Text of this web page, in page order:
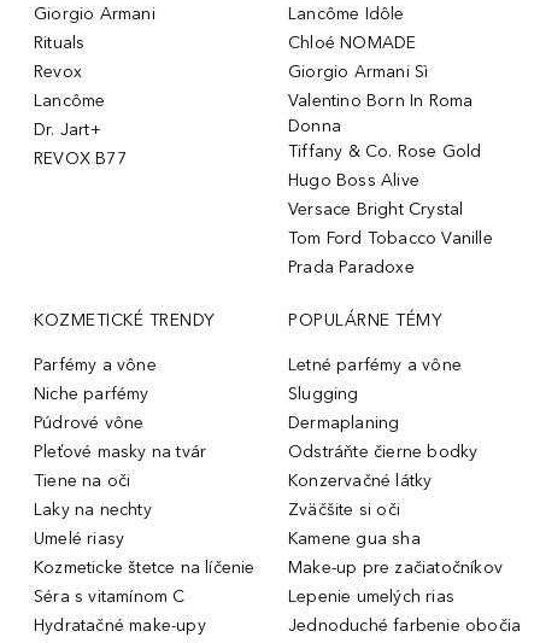
Giorgio Armani
Rituals
Revox
Lancôme
Dr. Jart+
REVOX B77
Lancôme Idôle
Chloé NOMADE
Giorgio Armani Sì
Valentino Born In Roma
Donna
Tiffany & Co. Rose Gold
Hugo Boss Alive
Versace Bright Crystal
Tom Ford Tobacco Vanille
Prada Paradoxe
KOZMETICKÉ TRENDY
Parfémy a vône
Niche parfémy
Púdrové vône
Pleťové masky na tvár
Tiene na oči
Laky na nechty
Umelé riasy
Kozmeticke štetce na líčenie
Séra s vitamínom C
Hydratačné make-upy
POPULÁRNE TÉMY
Letné parfémy a vône
Slugging
Dermaplaning
Odstráňte čierne bodky
Konzervačné látky
Zväčšite si oči
Kamene gua sha
Make-up pre začiatočníkov
Lepenie umelých rias
Jednoduché farbenie obočia